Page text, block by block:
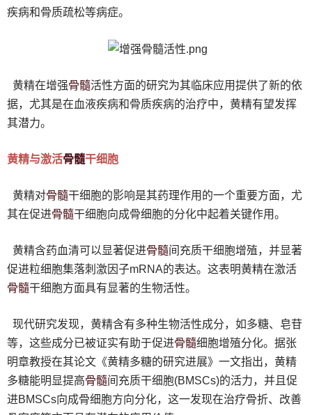
疾病和骨质疏松等病症。
黄精在增强骨髓活性方面的研究为其临床应用提供了新的依
据，尤其是在血液疾病和骨质疾病的治疗中，黄精有望发挥
其潜力。
黄精与激活骨髓干细胞
黄精对骨髓干细胞的影响是其药理作用的一个重要方面，尤
其在促进骨髓干细胞向成骨细胞的分化中起着关键作用。
黄精含药血清可以显著促进骨髓间充质干细胞增殖，并显著
促进粒细胞集落刺激因子mRNA的表达。这表明黄精在激活
骨髓干细胞方面具有显著的生物活性。
现代研究发现，黄精含有多种生物活性成分，如多糖、皂苷
等，这些成分已被证实有助于促进骨髓细胞增殖分化。据张
明章教授在其论文《黄精多糖的研究进展》一文指出，黄精
多糖能明显提高骨髓间充质干细胞(BMSCs)的活力，并且促
进BMSCs向成骨细胞方向分化，这一发现在治疗骨折、改善